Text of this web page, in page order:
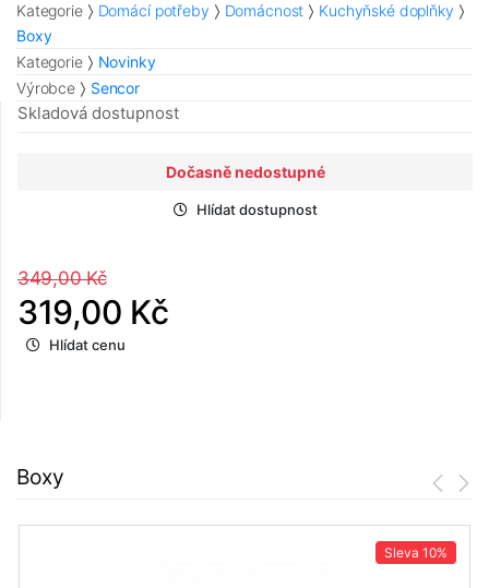
Kategorie Domácí potřeby Domácnost
Kuchyňské doplňky
Boxy
Kategorie
Novinky
Výrobce
Sencor
Skladová dostupnost
Dočasně nedostupné
Hlídat dostupnost
349,00 Kč
319,00 Kč
Hlídat cenu
Boxy
Sleva 10%